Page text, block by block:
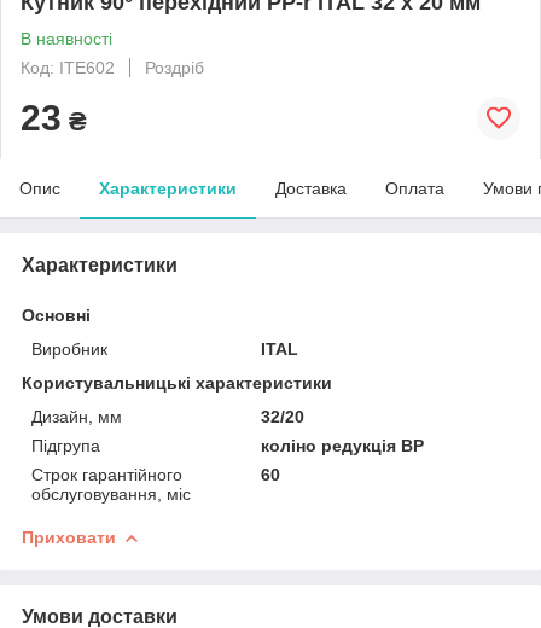
В наявності
Код: ITE602
Роздріб
23 ₴
Опис Характеристики Доставка Оплата Умови
Характеристики
Основні
Виробник
ITAL
Користувальницькі характеристики
Дизайн, мм
32/20
Підгрупа
коліно редукція ВР
Строк гарантійного
обслуговування, міс
60
Приховати
Умови доставки